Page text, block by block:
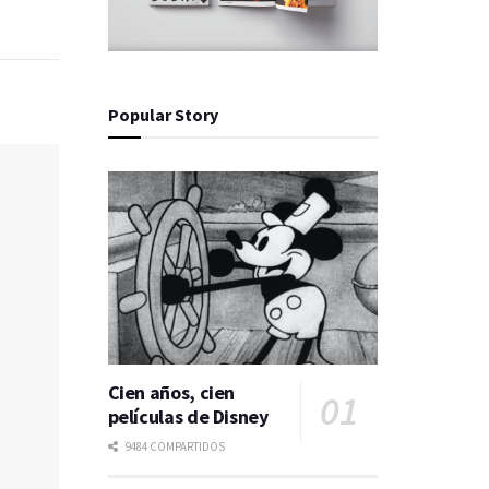
Popular Story
Cien años, cien
películas de Disney
9484 COMPARTIDOS